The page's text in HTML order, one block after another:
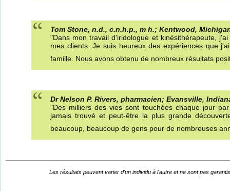
Tom Stone, n.d., c.n.h.p., m h.; Kentwood,
"Dans mon travail d'iridologue et kinésithérapeute,
mes clients. Je suis heureux des expériences que
famille. Nous avons obtenu de nombreux résultats
Dr Nelson P. Rivers, pharmacien; Evansville,
"Des milliers des vies sont touchées chaque jour
jamais trouvé et peut-être la plus grande
beaucoup, beaucoup de gens pour de nombreuses
Les résultats peuvent varier d'un individu à l'autre et ne sont pas